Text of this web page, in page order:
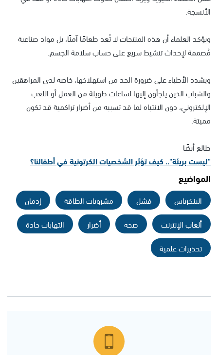
الأنسجة.
ويؤكد العلماء أن هذه المنتجات لا تُعد طعامًا آمنًا، بل مواد صناعية
مُصممة لإحداث تنشيط سريع على حساب سلامة الجسم.
ويشدد الأطباء على ضرورة الحد من استهلاكها، خاصة لدى المراهقين
والشباب الذين يلجأون إليها لساعات طويلة من العمل أو اللعب
الإلكتروني، دون الانتباه لما قد تسببه من أضرار تراكمية قد تكون
مميتة.
طالع أيضًا
"ليست بريئة".. كيف تؤثر الشخصيات الكرتونية في أطفالنا؟
المواضيع
البنكرياس فشل مشروبات الطاقة
إدمان
ألعاب الإنترنت
صحة أضرار
التهابات حادة
تحذيرات علمية